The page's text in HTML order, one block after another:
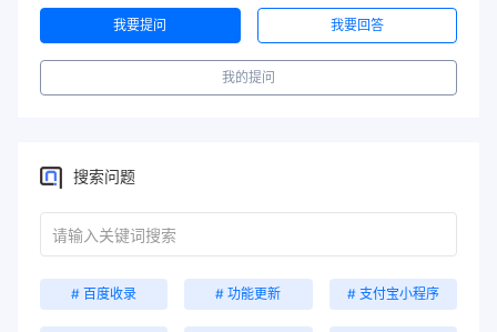
我要提问 我要回答
我的提问
搜索问题
# 百度收录 # 功能更新 # 支付宝小程序